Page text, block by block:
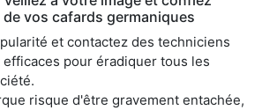
vos cafards germaniques
et contactez des techniciens
pour éradiquer tous les
risque d'être gravement entachée,